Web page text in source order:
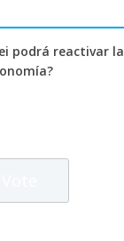
podrá reactivar la